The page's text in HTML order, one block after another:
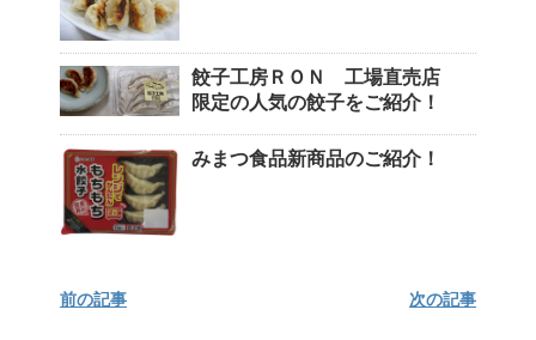
餃子工房ＲＯＮ 工場直売店
限定の人気の餃子をご紹介！
みまつ食品新商品のご紹介！
前の記事 次の記事